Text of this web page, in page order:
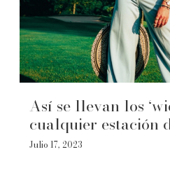
Así se llevan los
cualquier estación
Julio 17, 2023